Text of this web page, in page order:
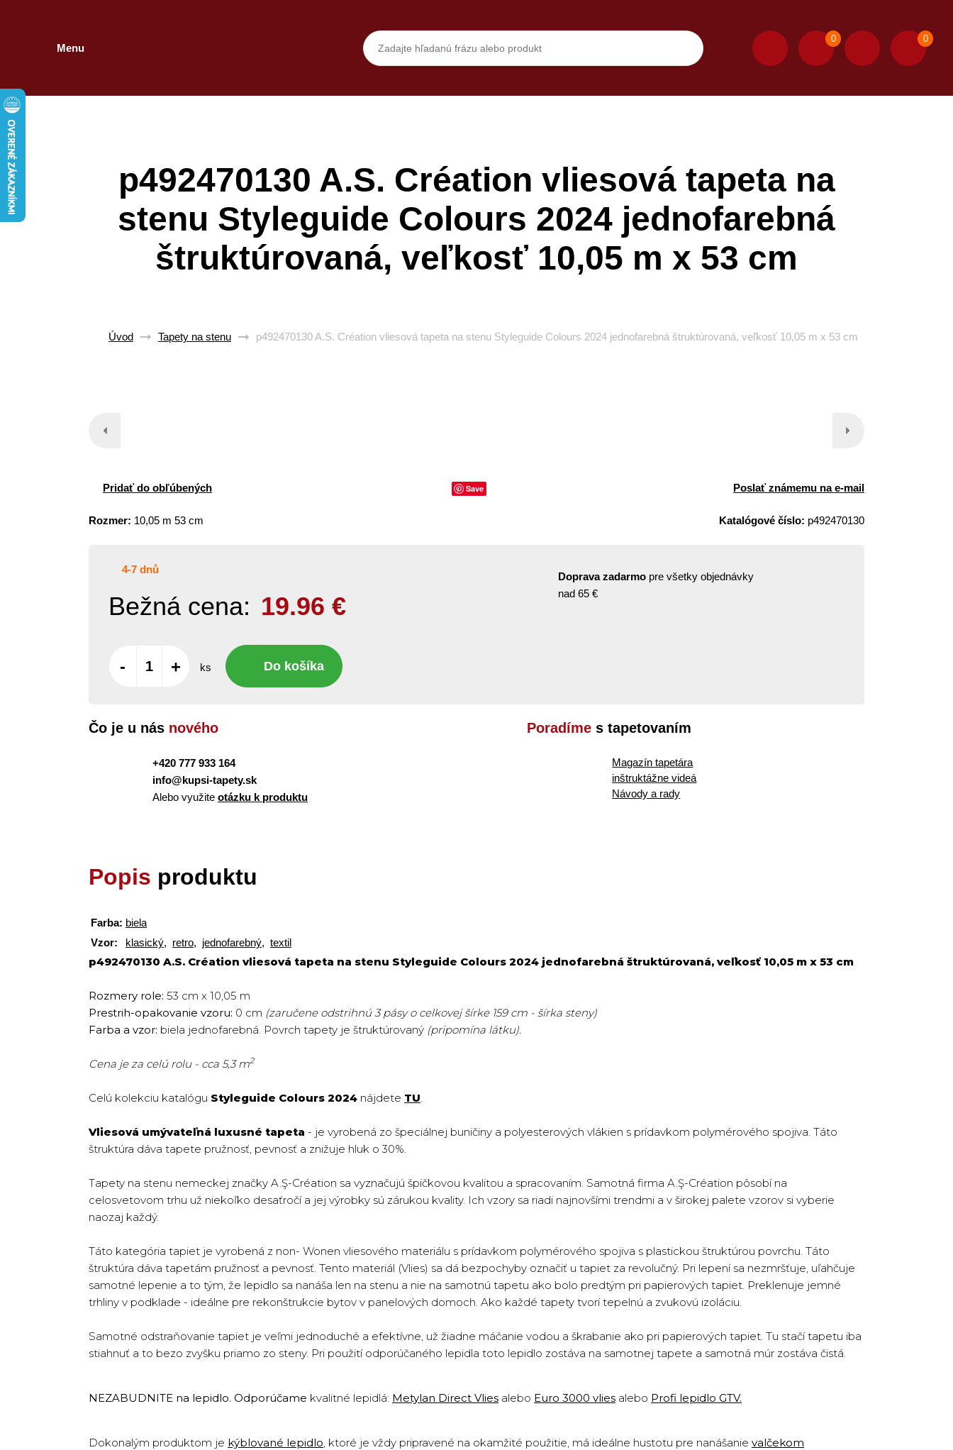
Menu
0 0
p492470130 A.S. Création vliesová tapeta na
stenu Styleguide Colours 2024 jednofarebná
štruktúrovaná, veľkosť 10,05 m x 53 cm
Úvod Tapety na stenu p492470130 A.S. Création vliesová tapeta na stenu Styleguide Colours 2024 jednofarebná štruktúrovaná, veľkosť 10,05 m x 53 cm
Pridať do obľúbených Save Poslať známemu na e-mail
Rozmer: 10,05 m 53 cm Katalógové číslo: p492470130
4-7 dnů
Bežná cena: 19.96 €
- + ks Do košíka
Doprava zadarmo pre všetky objednávky
nad 65 €
Čo je u nás nového
+420 777 933 164
info@kupsi-tapety.sk
Alebo využite otázku k produktu
Poradíme s tapetovaním
Magazín tapetára
inštruktážne videá
Návody a rady
Popis produktu
Farba: biela
Vzor:
klasický, retro, jednofarebný, textil
p492470130 A.S. Création vliesová tapeta na stenu Styleguide Colours 2024 jednofarebná štruktúrovaná, veľkosť 10,05 m x 53 cm
Rozmery role: 53 cm x 10,05 m
Prestrih-opakovanie vzoru: 0 cm (zaručene odstrihnú 3 pásy o celkovej šírke 159 cm - šírka steny)
Farba a vzor: biela jednofarebná. Povrch tapety je štruktúrovaný (pripomína látku).
Cena je za celú rolu - cca 5,3 m2
Celú kolekciu katalógu Styleguide Colours 2024 nájdete TU.
Vliesová umývateľná luxusné tapeta - je vyrobená zo špeciálnej buničiny a polyesterových vlákien s prídavkom polymérového spojiva. Táto
štruktúra dáva tapete pružnosť, pevnosť a znižuje hluk o 30%.
Tapety na stenu nemeckej značky A.Ş-Création sa vyznačujú špičkovou kvalitou a spracovaním. Samotná firma A.Ş-Création pôsobí na
celosvetovom trhu už niekoľko desaťročí a jej výrobky sú zárukou kvality. Ich vzory sa riadi najnovšími trendmi a v širokej palete vzorov si vyberie
naozaj každý.
Táto kategória tapiet je vyrobená z non- Wonen vliesového materiálu s prídavkom polymérového spojiva s plastickou štruktúrou povrchu. Táto
štruktúra dáva tapetám pružnosť a pevnosť. Tento materiál (Vlies) sa dá bezpochyby označiť u tapiet za revolučný. Pri lepení sa nezmršťuje, uľahčuje
samotné lepenie a to tým, že lepidlo sa nanáša len na stenu a nie na samotnú tapetu ako bolo predtým pri papierových tapiet. Preklenuje jemné
trhliny v podklade - ideálne pre rekonštrukcie bytov v panelových domoch. Ako každé tapety tvorí tepelnú a zvukovú izoláciu.
Samotné odstraňovanie tapiet je veľmi jednoduché a efektívne, už žiadne máčanie vodou a škrabanie ako pri papierových tapiet. Tu stačí tapetu iba
stiahnuť a to bezo zvyšku priamo zo steny. Pri použití odporúčaného lepidla toto lepidlo zostáva na samotnej tapete a samotná múr zostáva čistá.
NEZABUDNITE na lepidlo. Odporúčame kvalitné lepidlá: Metylan Direct Vlies alebo Euro 3000 vlies alebo Profi lepidlo GTV.
Dokonalým produktom je kýblované lepidlo, ktoré je vždy pripravené na okamžité použitie, má ideálne hustotu pre nanášanie valčekom